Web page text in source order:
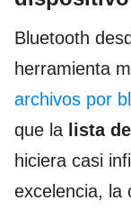
Bluetooth
herramienta
archivos por
que la lista
hiciera casi
excelencia, la